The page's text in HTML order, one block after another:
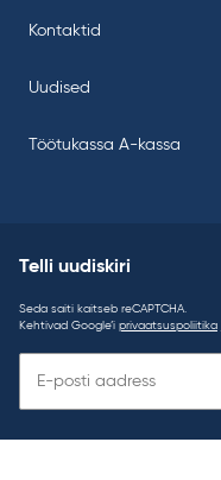
Kontaktid
Uudised
Töötukassa A-kassa
Telli uudiskiri
Seda saiti kaitseb reCAPTCHA.
Kehtivad Google’i privaatsuspoliitika
uudiskiri: